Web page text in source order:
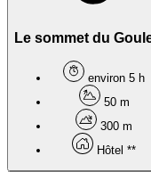
Le sommet du
environ 5 h
50 m
300 m
Hôtel **